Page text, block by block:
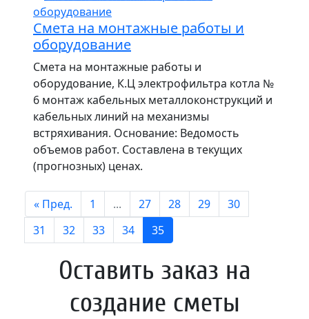
Смета на монтажные работы и
оборудование
Смета на монтажные работы и
оборудование, К.Ц электрофильтра котла №
6 монтаж кабельных металлоконструкций и
кабельных линий на механизмы
встряхивания. Основание: Ведомость
объемов работ. Составлена в текущих
(прогнозных) ценах.
« Пред. 1 ... 27 28 29
30
31
32 33 34 35
Оставить заказ на
создание сметы